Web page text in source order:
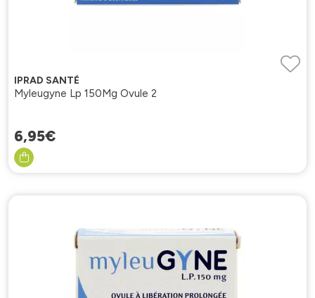
IPRAD SANTÉ
Myleugyne Lp 150Mg Ovule 2
6,95€